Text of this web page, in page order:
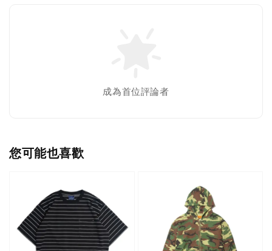
成為首位評論者
您可能也喜歡